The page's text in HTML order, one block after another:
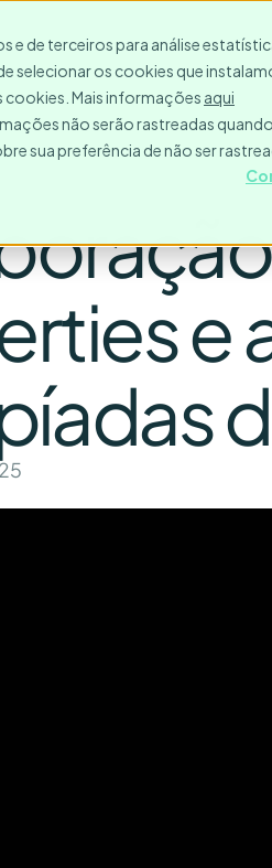
e de terceiros para análise
selecionar os cookies que
Mais informações aqui
não serão rastreadas
sua preferência de não ser
Para quem? Destinos
e